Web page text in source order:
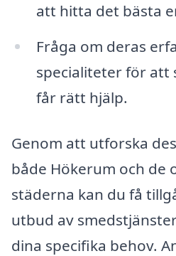
att hitta det bästa
Fråga om deras
specialiteter för att
får rätt hjälp.
Genom att utforska
både Hökerum och de
städerna kan du få
utbud av
dina specifika behov.